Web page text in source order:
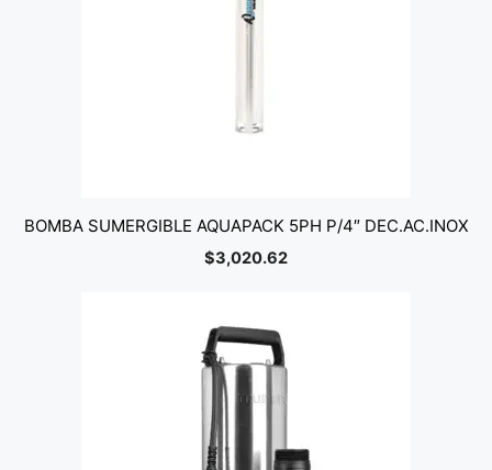
BOMBA SUMERGIBLE AQUAPACK 5PH P/4″ DEC.AC.INOX
$3,020.62